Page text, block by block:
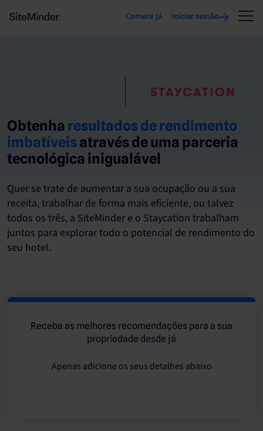
Comece já Iniciar sessão
Obtenha resultados de rendimento
imbatíveisatravés de uma parceria
tecnológica inigualável
Quer se trate de aumentar a sua ocupação ou a sua
receita, trabalhar de forma mais eficiente, ou talvez
todos os três, a SiteMinder e o Staycation trabalham
juntos para explorar todo o potencial de rendimento do
seu hotel.
Receba as melhores recomendações para a sua
propriedade desde já
Apenas adicione os seus detalhes abaixo